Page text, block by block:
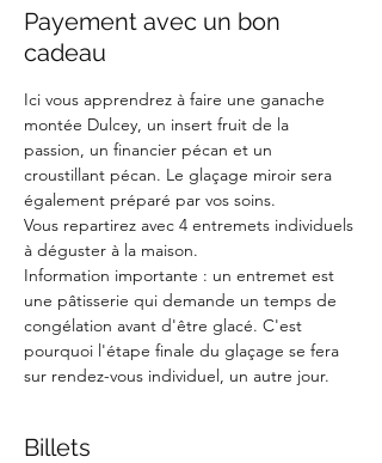
Payement avec un bon
cadeau
Ici vous apprendrez à faire une ganache
montée Dulcey, un insert fruit de la
passion, un financier pécan et un
croustillant pécan. Le glaçage miroir sera
également préparé par vos soins. ​
Vous repartirez avec 4 entremets individuels
à déguster à la maison.
Information importante : un entremet est
une pâtisserie qui demande un temps de
congélation avant d'être glacé. C'est
pourquoi l'étape finale du glaçage se fera
sur rendez-vous individuel, un autre jour.
Billets